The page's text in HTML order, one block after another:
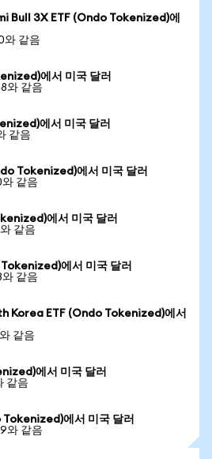
Bull 3X ETF (Ondo Tokenized)에
와 같음
에서 미국 달러
와 같음
에서 미국 달러
같음
Tokenized)에서 미국 달러
와 같음
에서 미국 달러
같음
에서 미국 달러
같음
Korea ETF (Ondo Tokenized)에서
같음
에서 미국 달러
같음
에서 미국 달러
와 같음